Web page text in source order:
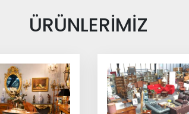
ÜRÜNLERİMİZ